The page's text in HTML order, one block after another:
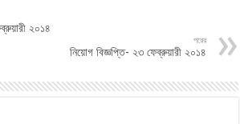
২০১৪
পরের
নিয়োগ বিজ্ঞপ্তি- ২৩ ফেব্রুয়ারী ২০১৪